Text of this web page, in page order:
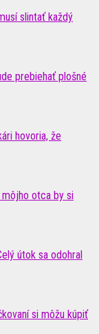
slintať každý
prebiehať plošné
hovoria, že
môjho otca by si
útok sa odohral
si môžu kúpiť